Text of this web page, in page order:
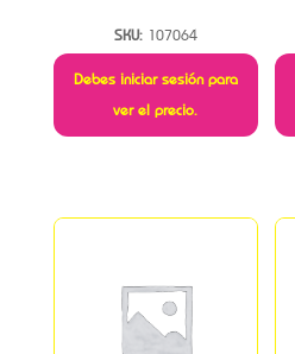
SKU: 107064
Debes iniciar sesión para
ver el precio.